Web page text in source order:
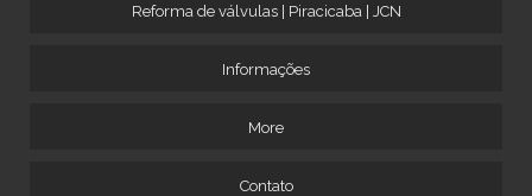
Reforma de válvulas | Piracicaba | JCN
Informações
More
Contato